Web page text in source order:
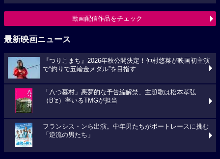
動画配信作品をチェック
最新映画ニュース
『つりこまち』2026年秋公開決定！仲村悠菜が映画初主演
で“釣りで五輪金メダル”を目指す
「八つ墓村」悪夢的な予告編解禁、主題歌は松本孝弘
（B’z）率いるTMGが担当
フランシス・ンら出演。中年男たちがボートレースに挑む
「逆流の男たち」